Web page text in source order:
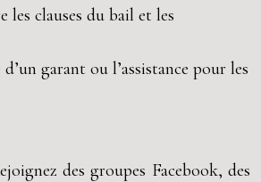
les clauses du bail et les
garant ou l’assistance pour les
des groupes Facebook, des